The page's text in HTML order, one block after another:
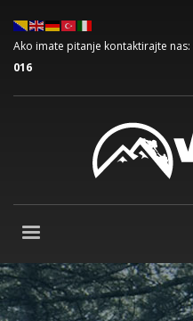
Ako imate pitanje kontaktirajte nas:
016